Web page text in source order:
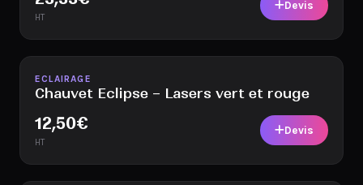
HT
Devis
Disponible
ECLAIRAGE
Chauvet Eclipse – Lasers vert et rouge
12,50€
HT
Devis